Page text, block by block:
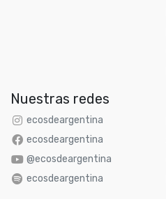
Nuestras redes
ecosdeargentina
ecosdeargentina
@ecosdeargentina
ecosdeargentina